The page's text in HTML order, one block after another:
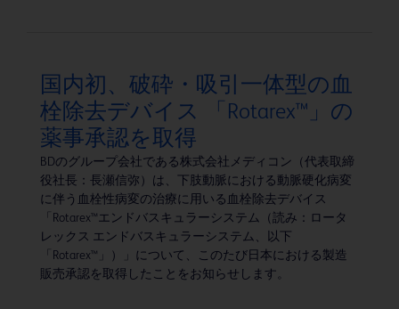
国内初、破砕・吸引一体型の血
栓除去デバイス 「Rotarex™」の
薬事承認を取得
BDのグループ会社である株式会社メディコン（代表取締
役社長：長瀬信弥）は、下肢動脈における動脈硬化病変
に伴う血栓性病変の治療に用いる血栓除去デバイス
「Rotarex™エンドバスキュラーシステム（読み：ロータ
レックス エンドバスキュラーシステム、以下
「Rotarex™」）」について、このたび日本における製造
販売承認を取得したことをお知らせします。